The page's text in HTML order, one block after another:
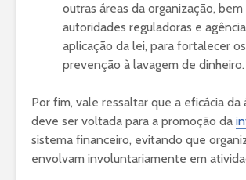
outras áreas da organização,
autoridades reguladoras e
aplicação da lei, para fortalecer
prevenção à lavagem de dinheiro.
Por fim, vale ressaltar que a eficácia da
deve ser voltada para a promoção da
sistema financeiro, evitando que
envolvam involuntariamente em